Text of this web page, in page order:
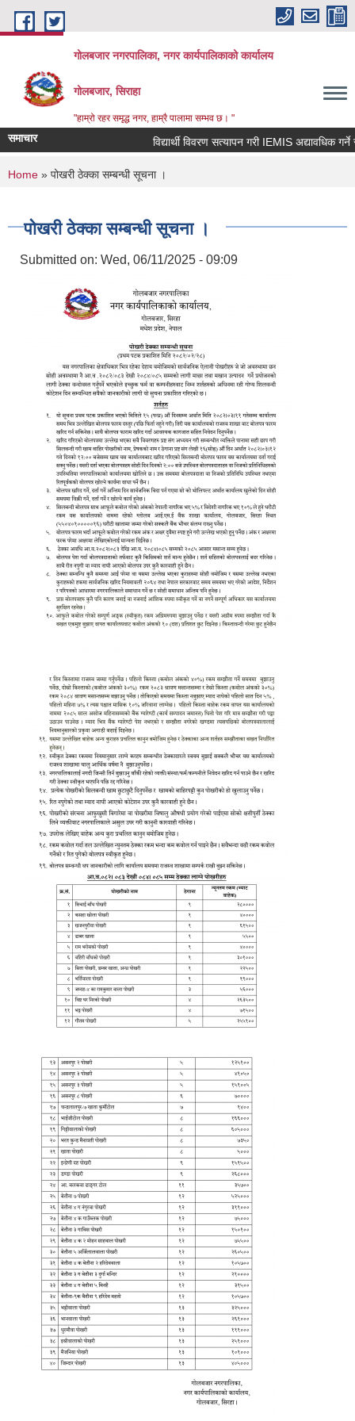
Skip to main content
गोलबजार नगरपालिका, नगर कार्यपालिकाको कार्यालय
गोलबजार, सिराहा
"हाम्रो रहर समृद्ध नगर, हाम्रै पालामा सम्भव छ। "
समाचार विद्यार्थी विवरण सत्यापन गरी IEMIS अद्यावधिक गर्ने
You are here
Home » पोखरी ठेक्का सम्बन्धी सूचना ।
पोखरी ठेक्का सम्बन्धी सूचना ।
Submitted on: Wed, 06/11/2025 - 09:09